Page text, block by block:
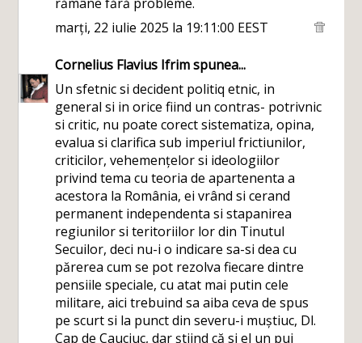
marți, 22 iulie 2025 la 19:11:00 EEST
Cornelius Flavius Ifrimspunea...
Un sfetnic si decident politiq etnic, in
general si in orice fiind un contras- potrivnic
si critic, nu poate corect sistematiza, opina,
evalua si clarifica sub imperiul frictiunilor,
criticilor, vehemențelor si ideologiilor
privind tema cu teoria de apartenenta a
acestora la România, ei vrând si cerand
permanent independenta si stapanirea
regiunilor si teritoriilor lor din Tinutul
Secuilor, deci nu-i o indicare sa-si dea cu
părerea cum se pot rezolva fiecare dintre
pensiile speciale, cu atat mai putin cele
militare, aici trebuind sa aiba ceva de spus
pe scurt si la punct din severu-i muștiuc, Dl.
Cap de Cauciuc, dar știind că si el un pui